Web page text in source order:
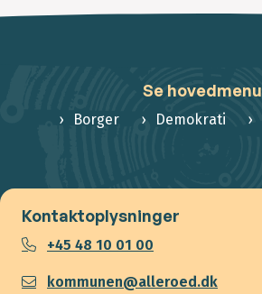
Se hovedmenu
Borger Demokrati
Kontaktoplysninger
+45 48 10 01 00
kommunen@alleroed.dk